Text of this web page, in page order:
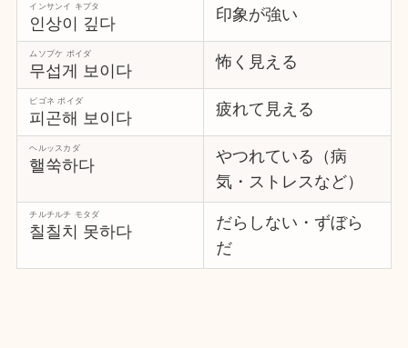
인상이 깊다
インサンイ キプタ 印象が強い
무섭게 보이다
ムソプケ ポイダ 怖く見える
피곤해 보이다
ピゴネ ポイダ 疲れて見える
핼쑥하다
ヘルッスカダ
やつれている（病
気・ストレスなど）
칠칠치 못하다
チルチルチ モタダ
だらしない・ずぼら
だ